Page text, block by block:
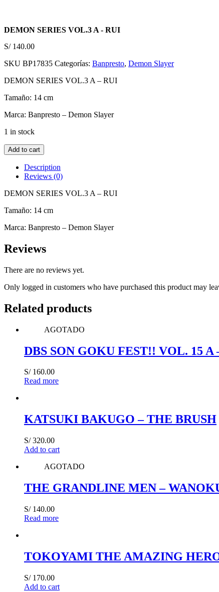
DEMON SERIES VOL.3 A - RUI
S/140.00
SKU BP17835 Categorías: Banpresto, Demon Slayer
DEMON SERIES VOL.3 A – RUI
Tamaño: 14 cm
Marca: Banpresto – Demon Slayer
1 in stock
DEMON
SERIES
VOL.3
RUI
Add to cart
Description
Reviews (0)
DEMON SERIES VOL.3 A – RUI
Tamaño: 14 cm
Marca: Banpresto – Demon Slayer
Reviews
There are no reviews yet.
Only logged in customers who have purchased this product may
Related products
AGOTADO
DBS SON GOKU FEST!! VOL. 15
S/160.00
Read more
KATSUKI BAKUGO – THE BRUSH
S/320.00
Add to cart
AGOTADO
THE GRANDLINE MEN –
S/140.00
Read more
TOKOYAMI THE AMAZING
S/170.00
Add to cart